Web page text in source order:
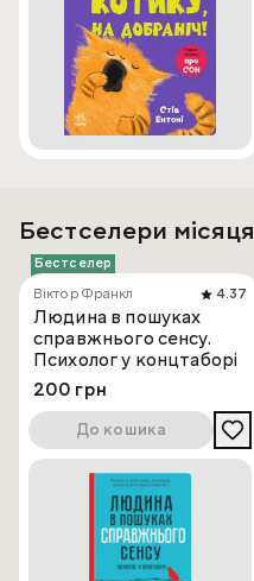
Бестселери місяця
Бестселер
Віктор Франкл
4.37
Людина в пошуках
справжнього сенсу.
Психолог у концтаборі
200 грн
До кошика